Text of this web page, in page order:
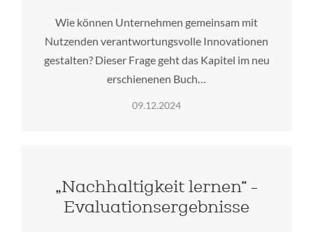
Wie können Unternehmen gemeinsam mit
Nutzenden verantwortungsvolle Innovationen
gestalten? Dieser Frage geht das Kapitel im neu
erschienenen Buch…
09.12.2024
„Nachhaltigkeit lernen“ -
Evaluationsergebnisse